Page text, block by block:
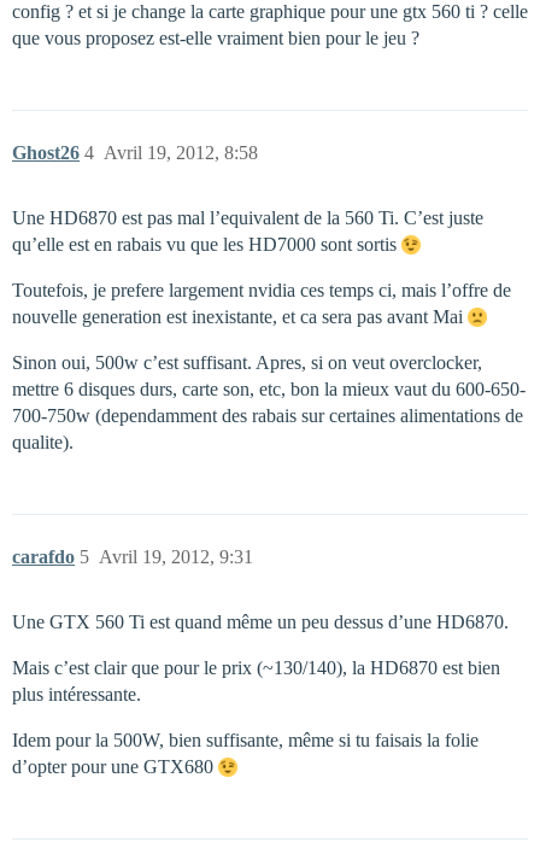
config ? et si je change la carte graphique pour une gtx 560 ti ? celle
que vous proposez est-elle vraiment bien pour le jeu ?
Ghost26 Avril 19, 2012, 8:58
4
Une HD6870 est pas mal l’equivalent de la 560 Ti. C’est juste
qu’elle est en rabais vu que les HD7000 sont sortis
Toutefois, je prefere largement nvidia ces temps ci, mais l’offre de
nouvelle generation est inexistante, et ca sera pas avant Mai
Sinon oui, 500w c’est suffisant. Apres, si on veut overclocker,
mettre 6 disques durs, carte son, etc, bon la mieux vaut du 600-650-
700-750w (dependamment des rabais sur certaines alimentations de
qualite).
carafdo Avril 19, 2012, 9:31
5
Une GTX 560 Ti est quand même un peu dessus d’une HD6870.
Mais c’est clair que pour le prix (~130/140), la HD6870 est bien
plus intéressante.
Idem pour la 500W, bien suffisante, même si tu faisais la folie
d’opter pour une GTX680